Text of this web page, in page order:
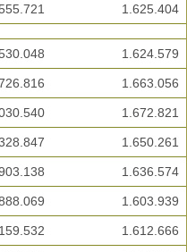
1.625.404
1.624.579
1.663.056
1.672.821
1.650.261
1.636.574
1.603.939
1.612.666